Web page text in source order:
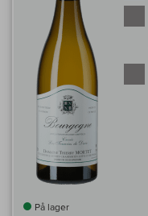
På lager